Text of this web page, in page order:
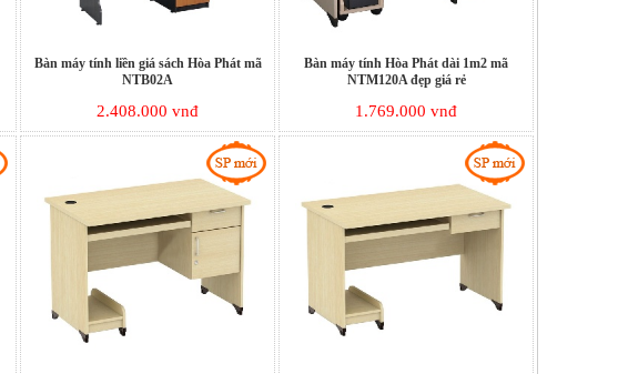
Bàn máy tính liền giá sách Hòa Phát mã
NTB02A
2.408.000 vnđ
Bàn máy tính Hòa Phát dài 1m2 mã
NTM120A đẹp giá rẻ
1.769.000 vnđ